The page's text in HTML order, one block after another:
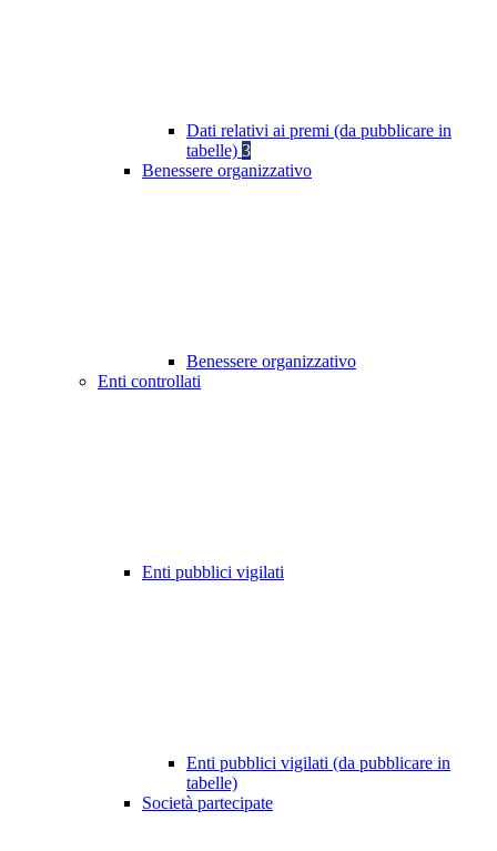
Dati relativi ai premi (da pubblicare in
tabelle) 3
Benessere organizzativo
Benessere organizzativo
Enti controllati
Enti pubblici vigilati
Enti pubblici vigilati (da pubblicare in
tabelle)
Società partecipate